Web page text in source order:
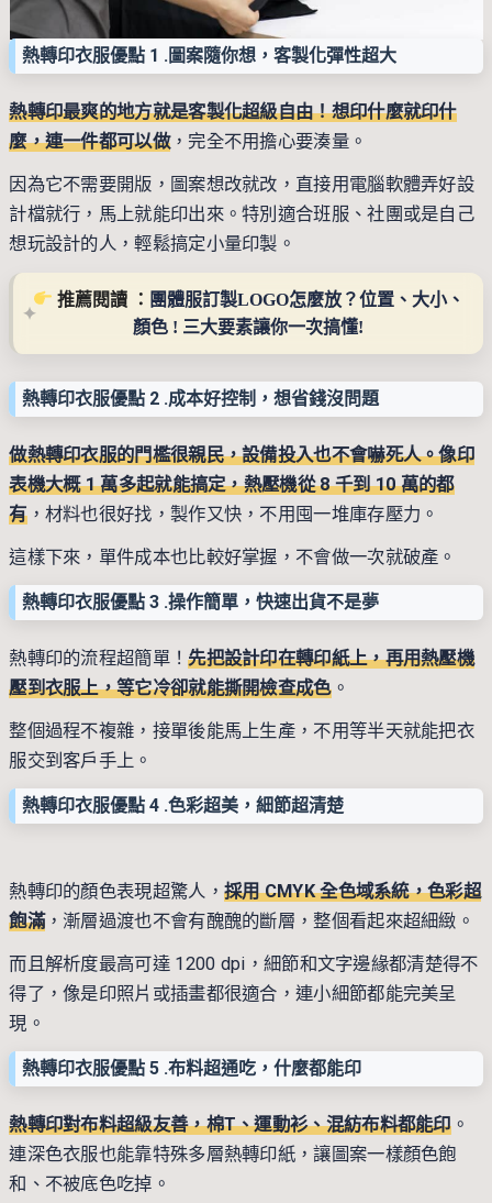
熱轉印衣服優點 1 .圖案隨你想，客製化彈性超大
熱轉印最爽的地方就是客製化超級自由！想印什麼就印什
麼，連一件都可以做，完全不用擔心要湊量。
因為它不需要開版，圖案想改就改，直接用電腦軟體弄好設
計檔就行，馬上就能印出來。特別適合班服、社團或是自己
想玩設計的人，輕鬆搞定小量印製。
推薦閱讀 ： 團體服訂製LOGO怎麼放？位置、大小、
顏色 ! 三大要素讓你一次搞懂!
熱轉印衣服優點 2 .成本好控制，想省錢沒問題
做熱轉印衣服的門檻很親民，設備投入也不會嚇死人。像印
表機大概 1 萬多起就能搞定，熱壓機從 8 千到 10 萬的都
有，材料也很好找，製作又快，不用囤一堆庫存壓力。
這樣下來，單件成本也比較好掌握，不會做一次就破產。
熱轉印衣服優點 3 .操作簡單，快速出貨不是夢
熱轉印的流程超簡單！先把設計印在轉印紙上，再用熱壓機
壓到衣服上，等它冷卻就能撕開檢查成色。
整個過程不複雜，接單後能馬上生產，不用等半天就能把衣
服交到客戶手上。
熱轉印衣服優點 4 .色彩超美，細節超清楚
熱轉印的顏色表現超驚人， 採用 CMYK 全色域系統，色彩超
飽滿，漸層過渡也不會有醜醜的斷層，整個看起來超細緻。
而且解析度最高可達 1200 dpi，細節和文字邊緣都清楚得不
得了，像是印照片或插畫都很適合，連小細節都能完美呈
現。
熱轉印衣服優點 5 .布料超通吃，什麼都能印
熱轉印對布料超級友善，棉T、運動衫、混紡布料都能印。
連深色衣服也能靠特殊多層熱轉印紙，讓圖案一樣顏色飽
和、不被底色吃掉。